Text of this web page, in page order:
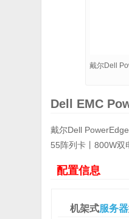
戴尔Dell
Dell EMC
戴尔Dell PowerEdge
55阵列卡丨800W双
配置信息
机架式服务器